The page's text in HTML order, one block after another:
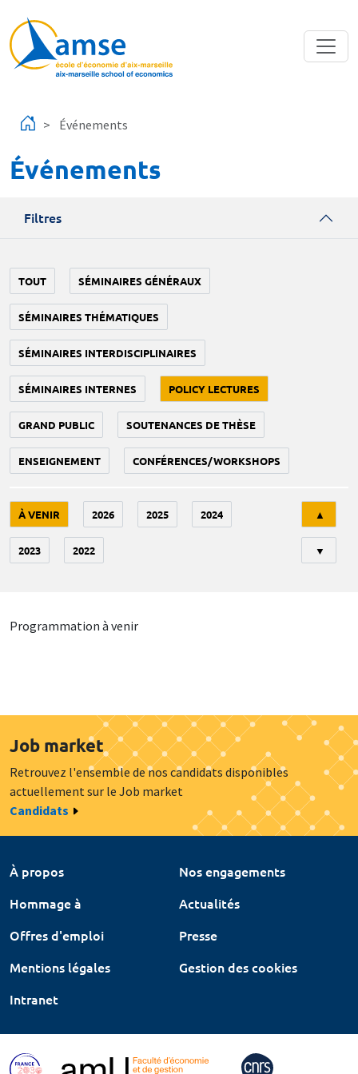
Événements
Événements
Filtres
TOUT SÉMINAIRES GÉNÉRAUX
SÉMINAIRES THÉMATIQUES
SÉMINAIRES INTERDISCIPLINAIRES
SÉMINAIRES INTERNES POLICY LECTURES
GRAND PUBLIC SOUTENANCES DE THÈSE
ENSEIGNEMENT CONFÉRENCES/WORKSHOPS
À VENIR 2026 2025 2024
2023 2022
▲
▼
Programmation à venir
Job market
Retrouvez l'ensemble de nos candidats disponibles
actuellement sur le Job market
Candidats
À propos
Nos engagements
Hommage à
Actualités
Offres d'emploi
Presse
Mentions légales
Gestion des cookies
Intranet